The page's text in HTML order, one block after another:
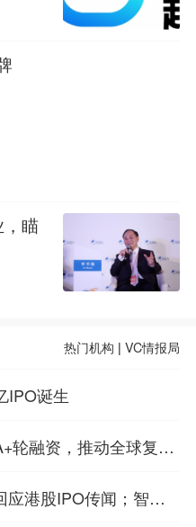
，瞄
热门机构 |VC情报局
IPO诞生
轮融资，推动全球复合
港股IPO传闻；智元